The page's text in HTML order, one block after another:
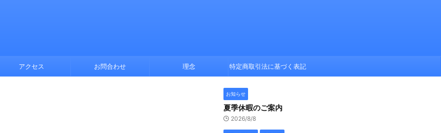
アクセス お問合わせ 理念 特定商取引法に基づく表記
お知らせ
夏季休暇のご案内
2026/8/8